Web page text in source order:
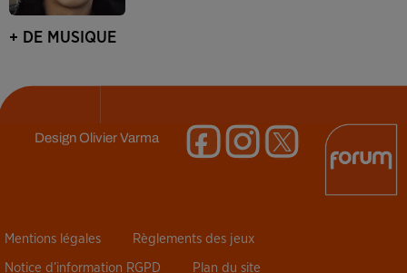
+ DE MUSIQUE
DesignOlivier Varma
Mentions légales Règlements des jeux
Notice d’information RGPD Plan du site